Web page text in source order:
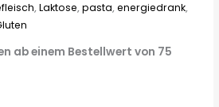
,Laktose,pasta,energiedrank,
ab einem Bestellwert von 75